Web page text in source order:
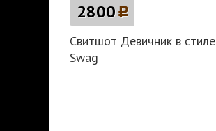
2800p
Свитшот Девичник в стиле
Swag